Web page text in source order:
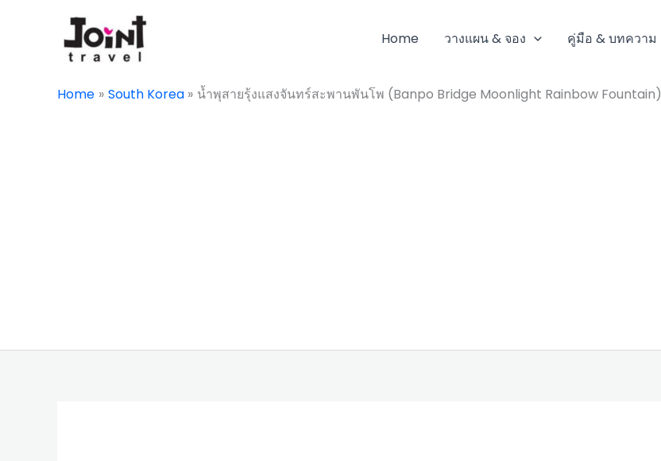
Home วางแผน & จอง คู่มือ & บทความ
Home South Korea น้ำพุสายรุ้งแสงจันทร์สะพานพันโพ (Banpo Bridge Moonlight Rainbow Fountain)